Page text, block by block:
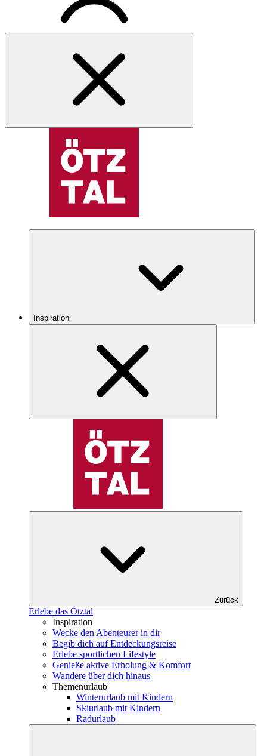
Inspiration
Zurück
Erlebe das Ötztal
Inspiration
Wecke den Abenteurer in dir
Begib dich auf Entdeckungsreise
Erlebe sportlichen Lifestyle
Genieße aktive Erholung & Komfort
Wandere über dich hinaus
Themenurlaub
Winterurlaub mit Kindern
Skiurlaub mit Kindern
Radurlaub